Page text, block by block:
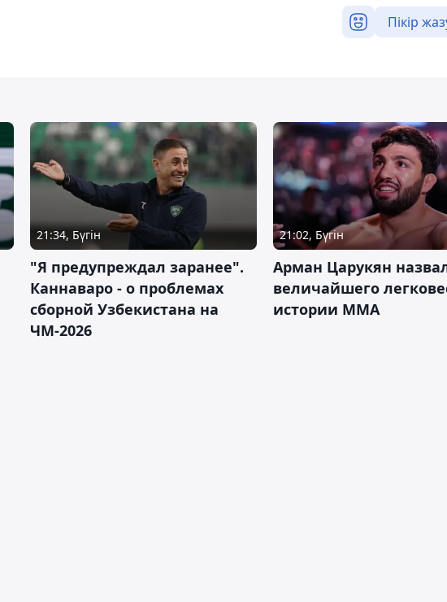
Пікір
21:34, Бүгін
"Я предупреждал заранее".
Каннаваро - о проблемах
сборной Узбекистана на
ЧМ-2026
21:02, Бүгін
Арман Царукян
величайшего
истории ММА